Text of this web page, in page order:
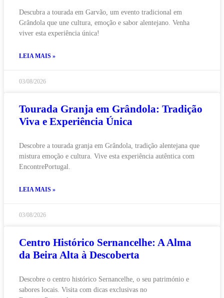
Descubra a tourada em Garvão, um evento tradicional em
Grândola que une cultura, emoção e sabor alentejano. Venha
viver esta experiência única!
LEIA MAIS »
03/08/2026
Tourada Granja em Grândola: Tradição
Viva e Experiência Única
Descobre a tourada granja em Grândola, tradição alentejana que
mistura emoção e cultura. Vive esta experiência autêntica com
EncontrePortugal.
LEIA MAIS »
03/08/2026
Centro Histórico Sernancelhe: A Alma
da Beira Alta à Descoberta
Descobre o centro histórico Sernancelhe, o seu património e
sabores locais. Visita com dicas exclusivas no